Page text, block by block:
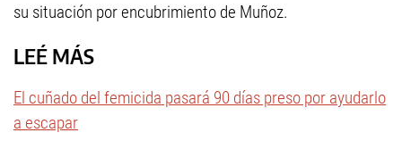
su situación por encubrimiento de Muñoz.
LEÉ MÁS
El cuñado del femicida pasará 90 días preso por ayudarlo
a escapar